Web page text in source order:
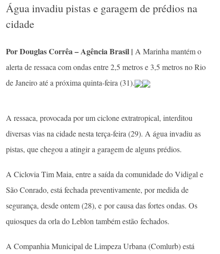
Água invadiu pistas e garagem de prédios na
cidade
Por Douglas Corrêa – Agência Brasil | A Marinha mantém o
alerta de ressaca com ondas entre 2,5 metros e 3,5 metros no Rio
de Janeiro até a próxima quinta-feira (31).
A ressaca, provocada por um ciclone extratropical, interditou
diversas vias na cidade nesta terça-feira (29). A água invadiu as
pistas, que chegou a atingir a garagem de alguns prédios.
A Ciclovia Tim Maia, entre a saída da comunidade do Vidigal e
São Conrado, está fechada preventivamente, por medida de
segurança, desde ontem (28), e por causa das fortes ondas. Os
quiosques da orla do Leblon também estão fechados.
A Companhia Municipal de Limpeza Urbana (Comlurb) está